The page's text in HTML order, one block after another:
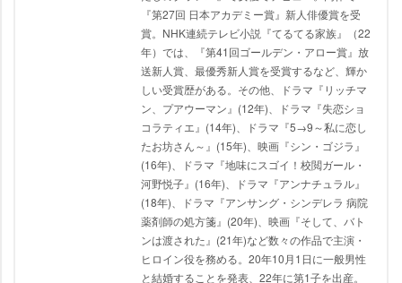
『第27回 日本アカデミー賞』新人俳優賞を受
賞。NHK連続テレビ小説『てるてる家族』（22
年）では、『第41回ゴールデン・アロー賞』放
送新人賞、最優秀新人賞を受賞するなど、輝か
しい受賞歴がある。その他、ドラマ『リッチマ
ン、プアウーマン』(12年)、ドラマ『失恋ショ
コラティエ』(14年)、ドラマ『5→9～私に恋し
たお坊さん～』(15年)、映画『シン・ゴジラ』
(16年)、ドラマ『地味にスゴイ！校閲ガール・
河野悦子』(16年)、ドラマ『アンナチュラル』
(18年)、ドラマ『アンサング・シンデレラ 病院
薬剤師の処方箋』(20年)、映画『そして、バト
ンは渡された』(21年)など数々の作品で主演・
ヒロイン役を務める。20年10月1日に一般男性
と結婚することを発表、22年に第1子を出産。